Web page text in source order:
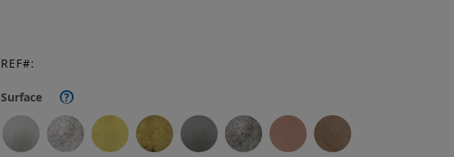
Surface ?
REF